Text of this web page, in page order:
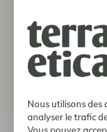
Nous utilisons des
analyser le trafic